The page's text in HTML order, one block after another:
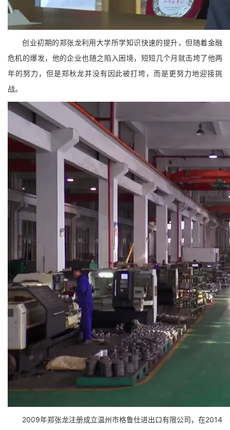
创业初期的郑张龙利用大学所学知识快速的提升，但随着金融
危机的爆发，他的企业也随之陷入困境，短短几个月就击垮了他两
年的努力，但是郑秋龙并没有因此被打垮，而是更努力地迎接挑
战。
2009年郑张龙注册成立温州市格鲁仕进出口有限公司，在2014